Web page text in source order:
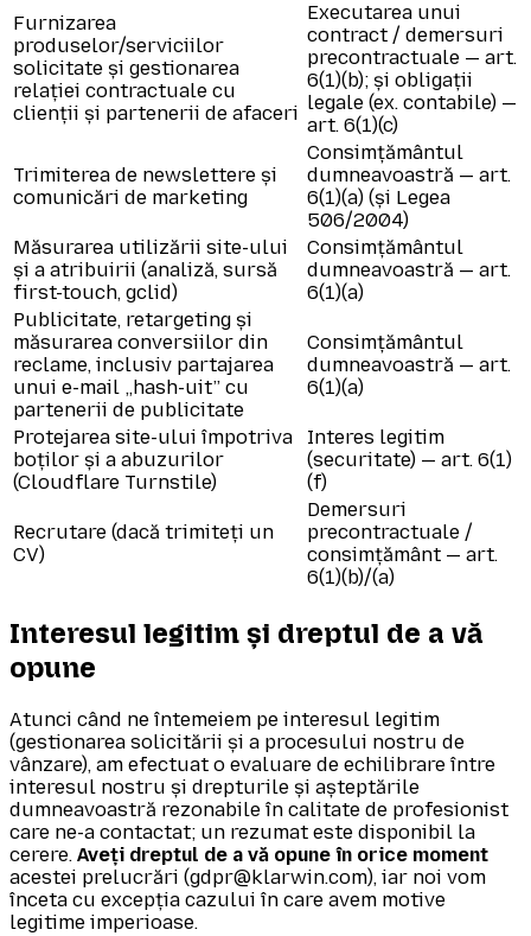
Furnizarea
produselor/serviciilor
solicitate și gestionarea
relației contractuale cu
clienții și partenerii de afaceri
Executarea unui
contract / demersuri
precontractuale — art.
6(1)(b); și obligații
legale (ex. contabile) —
art. 6(1)(c)
Trimiterea de newslettere și
comunicări de marketing
Consimțământul
dumneavoastră — art.
6(1)(a) (și Legea
506/2004)
Măsurarea utilizării site-ului
și a atribuirii (analiză, sursă
first-touch, gclid)
Consimțământul
dumneavoastră — art.
6(1)(a)
Publicitate, retargeting și
măsurarea conversiilor din
reclame, inclusiv partajarea
unui e-mail „hash-uit” cu
partenerii de publicitate
Consimțământul
dumneavoastră — art.
6(1)(a)
Protejarea site-ului împotriva
boților și a abuzurilor
(Cloudflare Turnstile)
Interes legitim
(securitate) — art. 6(1)
(f)
Recrutare (dacă trimiteți un
CV)
Demersuri
precontractuale /
consimțământ — art.
6(1)(b)/(a)
Interesul legitim și dreptul de a vă
opune
Atunci când ne întemeiem pe interesul legitim
(gestionarea solicitării și a procesului nostru de
vânzare), am efectuat o evaluare de echilibrare între
interesul nostru și drepturile și așteptările
dumneavoastră rezonabile în calitate de profesionist
care ne-a contactat; un rezumat este disponibil la
cerere. Aveți dreptul de a vă opune în orice moment
acestei prelucrări (gdpr@klarwin.com), iar noi vom
înceta cu excepția cazului în care avem motive
legitime imperioase.